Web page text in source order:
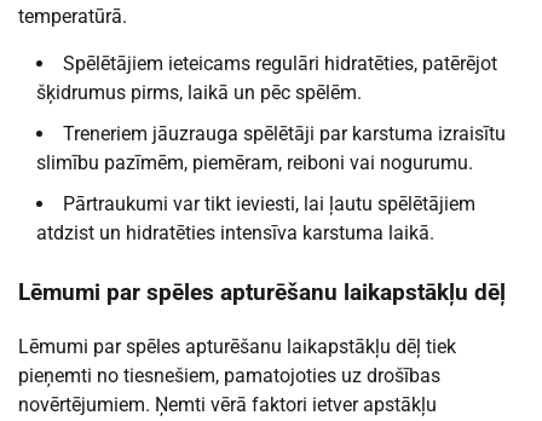
temperatūrā.
Spēlētājiem ieteicams regulāri hidratēties, patērējot
šķidrumus pirms, laikā un pēc spēlēm.
Treneriem jāuzrauga spēlētāji par karstuma izraisītu
slimību pazīmēm, piemēram, reiboni vai nogurumu.
Pārtraukumi var tikt ieviesti, lai ļautu spēlētājiem
atdzist un hidratēties intensīva karstuma laikā.
Lēmumi par spēles apturēšanu laikapstākļu dēļ
Lēmumi par spēles apturēšanu laikapstākļu dēļ tiek
pieņemti no tiesnešiem, pamatojoties uz drošības
novērtējumiem. Ņemti vērā faktori ietver apstākļu